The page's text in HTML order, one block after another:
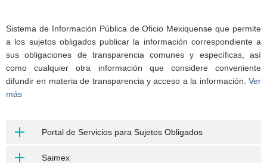
Sistema de Información Pública de Oficio Mexiquense que permite
a los sujetos obligados publicar la información correspondiente a
sus obligaciones de transparencia comunes y específicas, así
como cualquier otra información que considere conveniente
difundir en materia de transparencia y acceso a la información. Ver
más
Portal de Servicios para Sujetos Obligados
Saimex